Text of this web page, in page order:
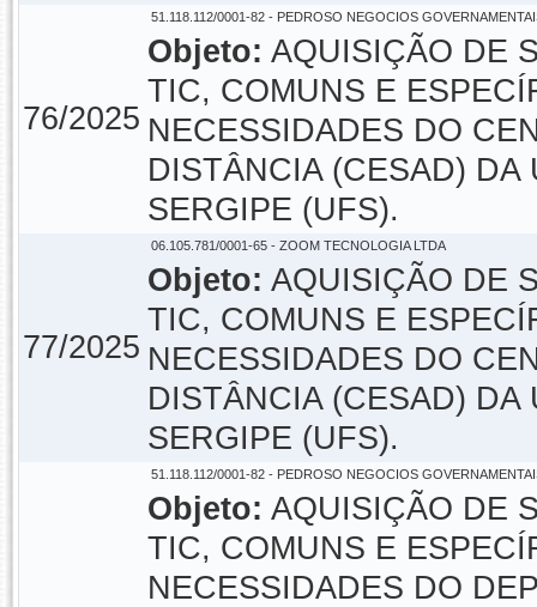
76/2025
51.118.112/0001-82 - PEDROSO NEGOCIOS
Objeto: AQUISIÇÃO DE
TIC, COMUNS E
NECESSIDADES DO
DISTÂNCIA (CESAD)
SERGIPE (UFS).
77/2025
06.105.781/0001-65 - ZOOM TECNOLOGIA LTDA
Objeto: AQUISIÇÃO DE
TIC, COMUNS E
NECESSIDADES DO
DISTÂNCIA (CESAD)
SERGIPE (UFS).
51.118.112/0001-82 - PEDROSO NEGOCIOS
Objeto: AQUISIÇÃO DE
TIC, COMUNS E
NECESSIDADES DO